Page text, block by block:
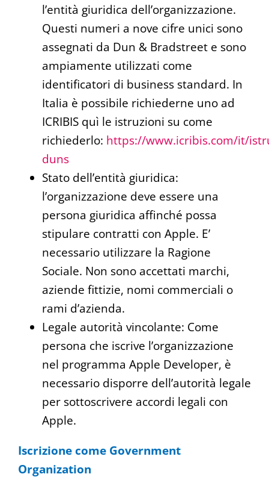
l’entità giuridica dell’organizzazione.
Questi numeri a nove cifre unici sono
assegnati da Dun & Bradstreet e sono
ampiamente utilizzati come
identificatori di business standard. In
Italia è possibile richiederne uno ad
ICRIBIS quì le istruzioni su come
richiederlo: https://www.icribis.com/it/
duns
Stato dell’entità giuridica:
l’organizzazione deve essere una
persona giuridica affinché possa
stipulare contratti con Apple. E’
necessario utilizzare la Ragione
Sociale. Non sono accettati marchi,
aziende fittizie, nomi commerciali o
rami d’azienda.
Legale autorità vincolante: Come
persona che iscrive l’organizzazione
nel programma Apple Developer, è
necessario disporre dell’autorità legale
per sottoscrivere accordi legali con
Apple.
Iscrizione come Government
Organization